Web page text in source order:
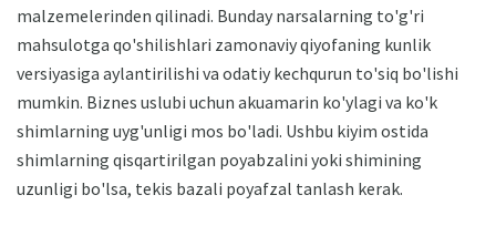
malzemelerinden qilinadi. Bunday narsalarning to'g'ri
mahsulotga qo'shilishlari zamonaviy qiyofaning kunlik
versiyasiga aylantirilishi va odatiy kechqurun to'siq bo'lishi
mumkin. Biznes uslubi uchun akuamarin ko'ylagi va ko'k
shimlarning uyg'unligi mos bo'ladi. Ushbu kiyim ostida
shimlarning qisqartirilgan poyabzalini yoki shimining
uzunligi bo'lsa, tekis bazali poyafzal tanlash kerak.